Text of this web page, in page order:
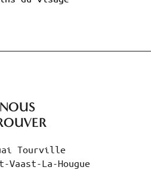
NOUS
Tourville
Vaast-La-Hougue